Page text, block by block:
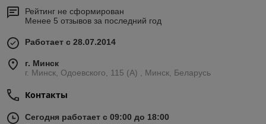
Рейтинг не сформирован
Менее 5 отзывов за последний год
Работает с 28.07.2014
г. Минск
г. Минск, Одоевского, 115 (А) , Минск, Беларусь
Контакты
Сегодня работает с 09:00 до 18:00